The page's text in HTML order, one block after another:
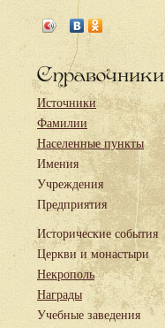
Справочники
Источники
Фамилии
Населенные пункты
Имения
Учреждения
Предприятия
Исторические события
Церкви и монастыри
Некрополь
Награды
Учебные заведения